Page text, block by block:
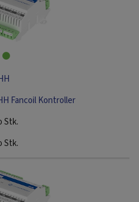
Fancoil Kontroller
Stk.
Stk.